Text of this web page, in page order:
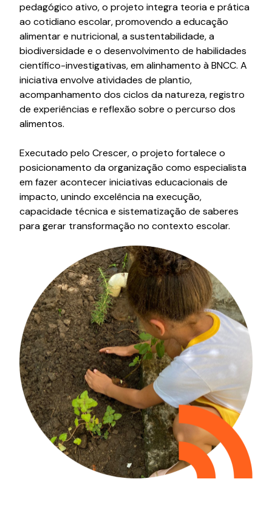
pedagógico ativo, o projeto integra teoria e prática
ao cotidiano escolar, promovendo a educação
alimentar e nutricional, a sustentabilidade, a
biodiversidade e o desenvolvimento de habilidades
científico-investigativas, em alinhamento à BNCC. A
iniciativa envolve atividades de plantio,
acompanhamento dos ciclos da natureza, registro
de experiências e reflexão sobre o percurso dos
alimentos.
Executado pelo Crescer, o projeto fortalece o
posicionamento da organização como especialista
em fazer acontecer iniciativas educacionais de
impacto, unindo excelência na execução,
capacidade técnica e sistematização de saberes
para gerar transformação no contexto escolar.